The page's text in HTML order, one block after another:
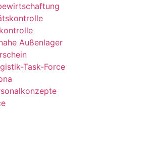
Außenlager
Task-Force